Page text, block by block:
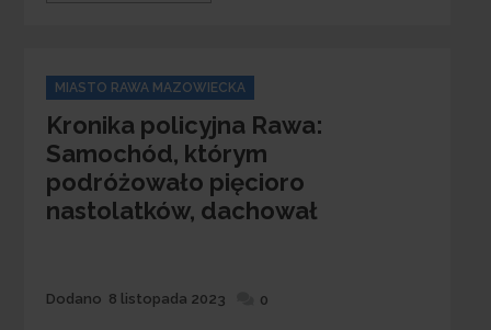
Categories
MIASTO RAWA MAZOWIECKA
Kronika policyjna Rawa:
Samochód, którym
podróżowało pięcioro
nastolatków, dachował
Dodane
Dodano 8 listopada 2023 0